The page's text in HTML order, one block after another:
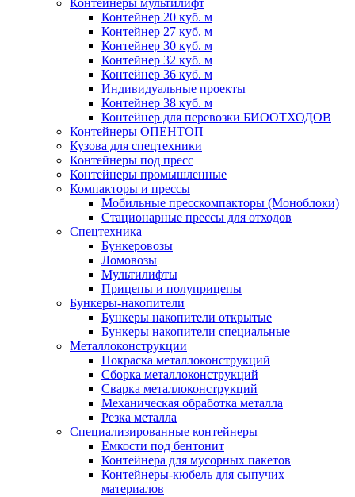
Контейнеры мультилифт
Контейнер 20 куб. м
Контейнер 27 куб. м
Контейнер 30 куб. м
Контейнер 32 куб. м
Контейнер 36 куб. м
Индивидуальные проекты
Контейнер 38 куб. м
Контейнер для перевозки БИООТХОДОВ
Контейнеры ОПЕНТОП
Кузова для спецтехники
Контейнеры под пресс
Контейнеры промышленные
Компакторы и прессы
Мобильные пресскомпакторы (Моноблоки)
Стационарные прессы для отходов
Спецтехника
Бункеровозы
Ломовозы
Мультилифты
Прицепы и полуприцепы
Бункеры-накопители
Бункеры накопители открытые
Бункеры накопители специальные
Металлоконструкции
Покраска металлоконструкций
Сборка металлоконструкций
Сварка металлоконструкций
Механическая обработка металла
Резка металла
Специализированные контейнеры
Емкости под бентонит
Контейнера для мусорных пакетов
Контейнеры-кюбель для сыпучих
материалов